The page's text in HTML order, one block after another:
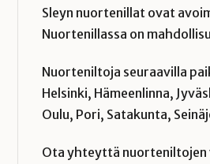
Sleyn nuortenillat ovat
Nuortenillassa on
Nuorteniltoja seuraavilla
Helsinki, Hämeenlinna,
Oulu, Pori, Satakunta,
Ota yhteyttä nuorteniltojen